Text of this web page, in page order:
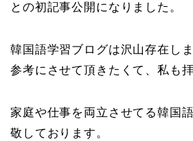
との初記事公開になりました。
韓国語学習ブログは沢山存在しま
参考にさせて頂きたくて、私も
家庭や仕事を両立させてる韓国
敬しております。